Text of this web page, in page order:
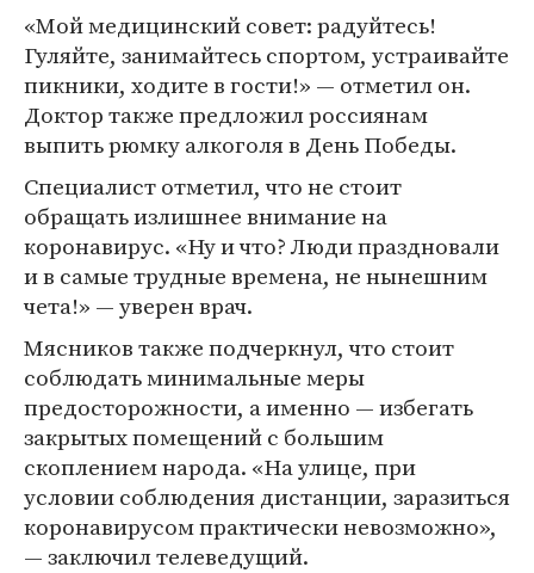
«Мой медицинский совет: радуйтесь!
Гуляйте, занимайтесь спортом, устраивайте
пикники, ходите в гости!» — отметил он.
Доктор также предложил россиянам
выпить рюмку алкоголя в День Победы.
Специалист отметил, что не стоит
обращать излишнее внимание на
коронавирус. «Ну и что? Люди праздновали
и в самые трудные времена, не нынешним
чета!» — уверен врач.
Мясников также подчеркнул, что стоит
соблюдать минимальные меры
предосторожности, а именно — избегать
закрытых помещений с большим
скоплением народа. «На улице, при
условии соблюдения дистанции, заразиться
коронавирусом практически невозможно»,
— заключил телеведущий.